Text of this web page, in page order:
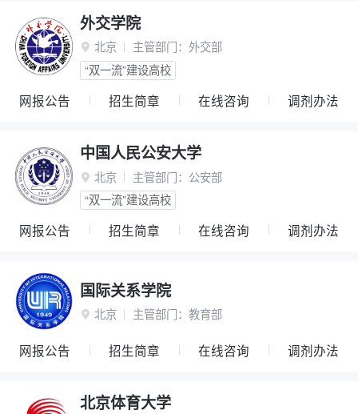
外交学院
 北京 主管部门： 外交部
“双一流”建设高校
网报公告 招生简章 在线咨询 调剂办法
中国人民公安大学
 北京 主管部门： 公安部
“双一流”建设高校
网报公告 招生简章 在线咨询 调剂办法
国际关系学院
 北京 主管部门： 教育部
网报公告 招生简章 在线咨询 调剂办法
北京体育大学